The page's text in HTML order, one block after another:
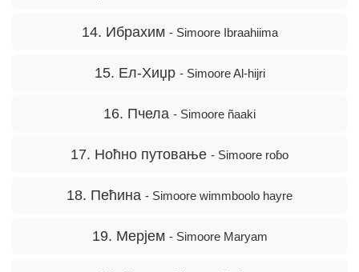
14. Ибрахим - Simoore Ibraahiima
15. Ел-Хиџр - Simoore Al-hijri
16. Пчела - Simoore ñaaki
17. Ноћно путовање - Simoore roɓo
18. Пећина - Simoore wimmboolo hayre
19. Мерјем - Simoore Maryam